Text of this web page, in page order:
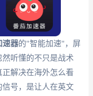
速器的"智能加速"，屏
听懂的不只是战术
解决在海外怎么看
号，是让人在英文